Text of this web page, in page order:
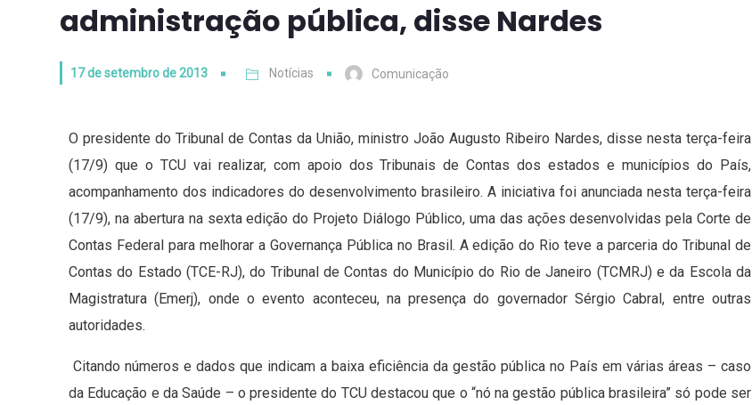
administração pública, disse Nardes
17 de setembro de 2013 Notícias Comunicação
O presidente do Tribunal de Contas da União, ministro João Augusto Ribeiro Nardes, disse nesta terça-feira
(17/9) que o TCU vai realizar, com apoio dos Tribunais de Contas dos estados e municípios do País,
acompanhamento dos indicadores do desenvolvimento brasileiro. A iniciativa foi anunciada nesta terça-feira
(17/9), na abertura na sexta edição do Projeto Diálogo Público, uma das ações desenvolvidas pela Corte de
Contas Federal para melhorar a Governança Pública no Brasil. A edição do Rio teve a parceria do Tribunal de
Contas do Estado (TCE-RJ), do Tribunal de Contas do Município do Rio de Janeiro (TCMRJ) e da Escola da
Magistratura (Emerj), onde o evento aconteceu, na presença do governador Sérgio Cabral, entre outras
autoridades.
Citando números e dados que indicam a baixa eficiência da gestão pública no País em várias áreas – caso
da Educação e da Saúde – o presidente do TCU destacou que o “nó na gestão pública brasileira” só pode ser